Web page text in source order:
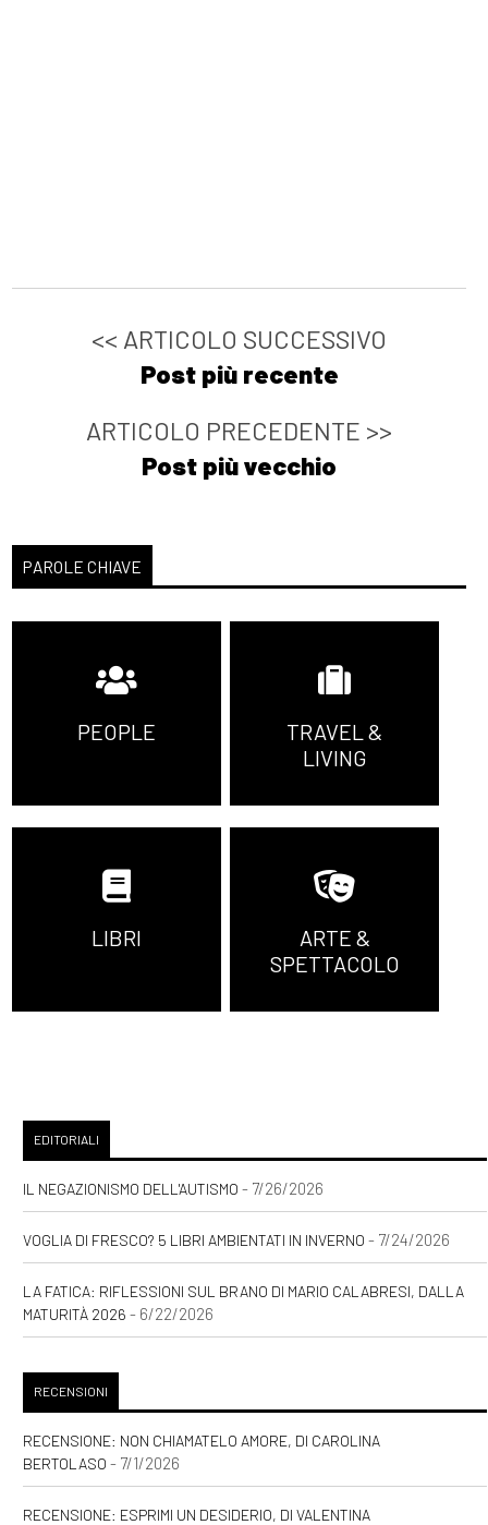
<< ARTICOLO SUCCESSIVO
Post più recente
ARTICOLO PRECEDENTE >>
Post più vecchio
PAROLE CHIAVE
PEOPLE
TRAVEL &
LIVING
LIBRI
ARTE &
SPETTACOLO
EDITORIALI
IL NEGAZIONISMO DELL'AUTISMO - 7/26/2026
VOGLIA DI FRESCO? 5 LIBRI AMBIENTATI IN INVERNO - 7/24/2026
LA FATICA: RIFLESSIONI SUL BRANO DI MARIO CALABRESI, DALLA
MATURITÀ 2026 - 6/22/2026
RECENSIONI
RECENSIONE: NON CHIAMATELO AMORE, DI CAROLINA
BERTOLASO - 7/1/2026
RECENSIONE: ESPRIMI UN DESIDERIO, DI VALENTINA